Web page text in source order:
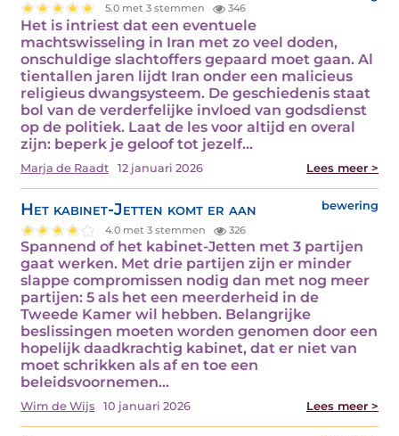
5.0 met 3 stemmen 346
Het is intriest dat een eventuele
machtswisseling in Iran met zo veel doden,
onschuldige slachtoffers gepaard moet gaan. Al
tientallen jaren lijdt Iran onder een malicieus
religieus dwangsysteem. De geschiedenis staat
bol van de verderfelijke invloed van godsdienst
op de politiek. Laat de les voor altijd en overal
zijn: beperk je geloof tot jezelf…
Marja de Raadt 12 januari 2026 Lees meer >
Het kabinet-Jetten komt er aan bewering
4.0 met 3 stemmen 326
Spannend of het kabinet-Jetten met 3 partijen
gaat werken. Met drie partijen zijn er minder
slappe compromissen nodig dan met nog meer
partijen: 5 als het een meerderheid in de
Tweede Kamer wil hebben. Belangrijke
beslissingen moeten worden genomen door een
hopelijk daadkrachtig kabinet, dat er niet van
moet schrikken als af en toe een
beleidsvoornemen…
Wim de Wijs 10 januari 2026 Lees meer >